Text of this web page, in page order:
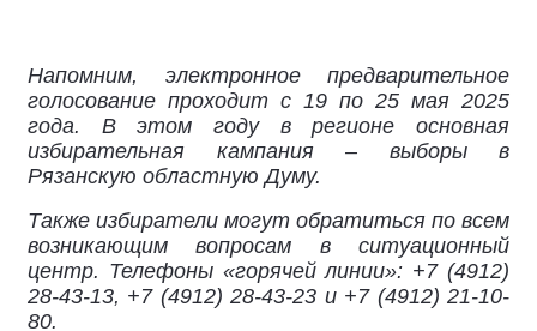
Напомним, электронное предварительное
голосование проходит с 19 по 25 мая 2025
года. В этом году в регионе основная
избирательная кампания – выборы в
Рязанскую областную Думу.
Также избиратели могут обратиться по всем
возникающим вопросам в ситуационный
центр. Телефоны «горячей линии»: +7 (4912)
28-43-13, +7 (4912) 28-43-23 и +7 (4912) 21-10-
80.